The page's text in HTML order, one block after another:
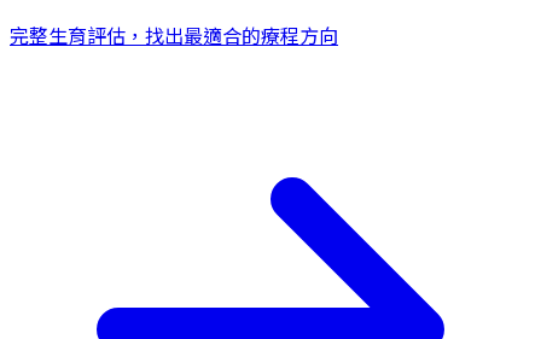
完整生育評估，找出最適合的療程方向